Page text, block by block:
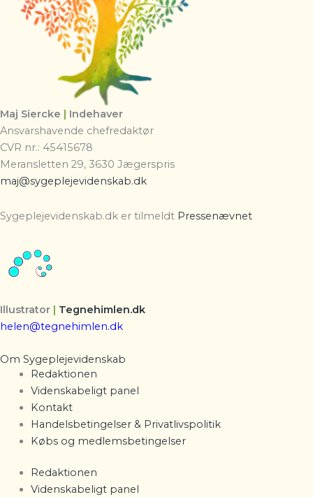
Maj Siercke | Indehaver
Ansvarshavende chefredaktør
CVR nr.: 45415678
Meransletten 29, 3630 Jægerspris
maj@sygeplejevidenskab.dk
Sygeplejevidenskab.dk er tilmeldt Pressenævnet
Illustrator | Tegnehimlen.dk
helen@tegnehimlen.dk
Om Sygeplejevidenskab
Redaktionen
Videnskabeligt panel
Kontakt
Handelsbetingelser & Privatlivspolitik
Købs og medlemsbetingelser
Redaktionen
Videnskabeligt panel